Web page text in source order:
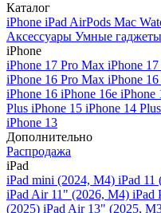
Каталог
iPhone iPad AirPods Mac
Аксессуары Умные гаджеты
iPhone
iPhone 17 Pro Max iPhone
iPhone 16 Pro Max iPhone
iPhone 16 iPhone 16e iPhone
Plus iPhone 15 iPhone 14 Plus
iPhone 13
Дополнительно
Распродажа
iPad
iPad mini (2024, M4) iPad 11
iPad Air 11" (2026, M4) iPad
(2025) iPad Air 13" (2025,